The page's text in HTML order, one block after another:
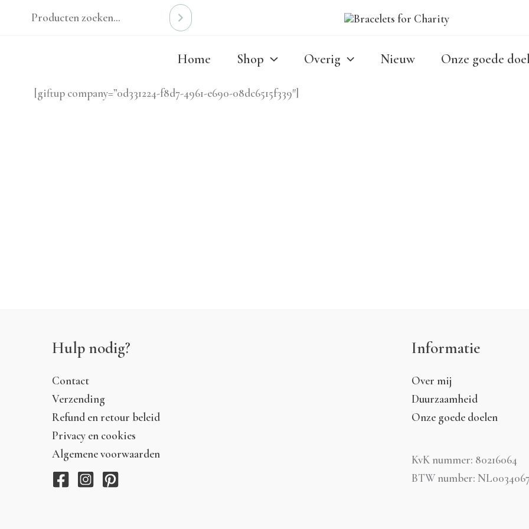
Home Shop Overig Nieuw Onze goede
[giftup company=”0d331224-f8d7-4961-e690-08dc6515f339″]
Hulp nodig?
Contact
Verzending
Refund en retour beleid
Privacy en cookies
Algemene voorwaarden
Informatie
Over mij
Duurzaamheid
Onze goede doelen
KvK nummer: 80216064
BTW number: